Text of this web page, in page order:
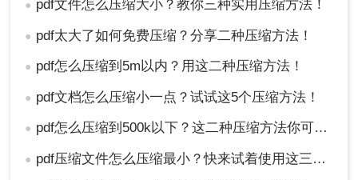
● pdf文件怎么压缩大小？教你三种实用压缩方法！
● pdf太大了如何免费压缩？分享二种压缩方法！
● pdf怎么压缩到5m以内？用这二种压缩方法！
● pdf文档怎么压缩小一点？试试这5个压缩方法！
● pdf怎么压缩到500k以下？这二种压缩方法你可以轻松学会！
● pdf压缩文件怎么压缩最小？快来试着使用这三种压缩方法！